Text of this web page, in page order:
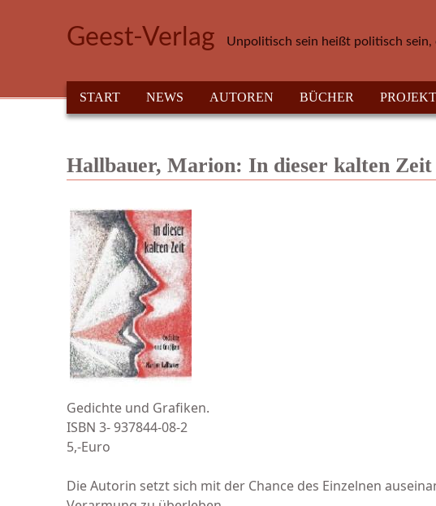
Geest-Verlag Unpolitisch sein heißt politisch sein,
HAUPTMENÜ
START NEWS AUTOREN BÜCHER
Hallbauer, Marion: In dieser kalten Zeit
Gedichte und Grafiken.
ISBN 3- 937844-08-2
5,-Euro
Die Autorin setzt sich mit der Chance des Einzelnen